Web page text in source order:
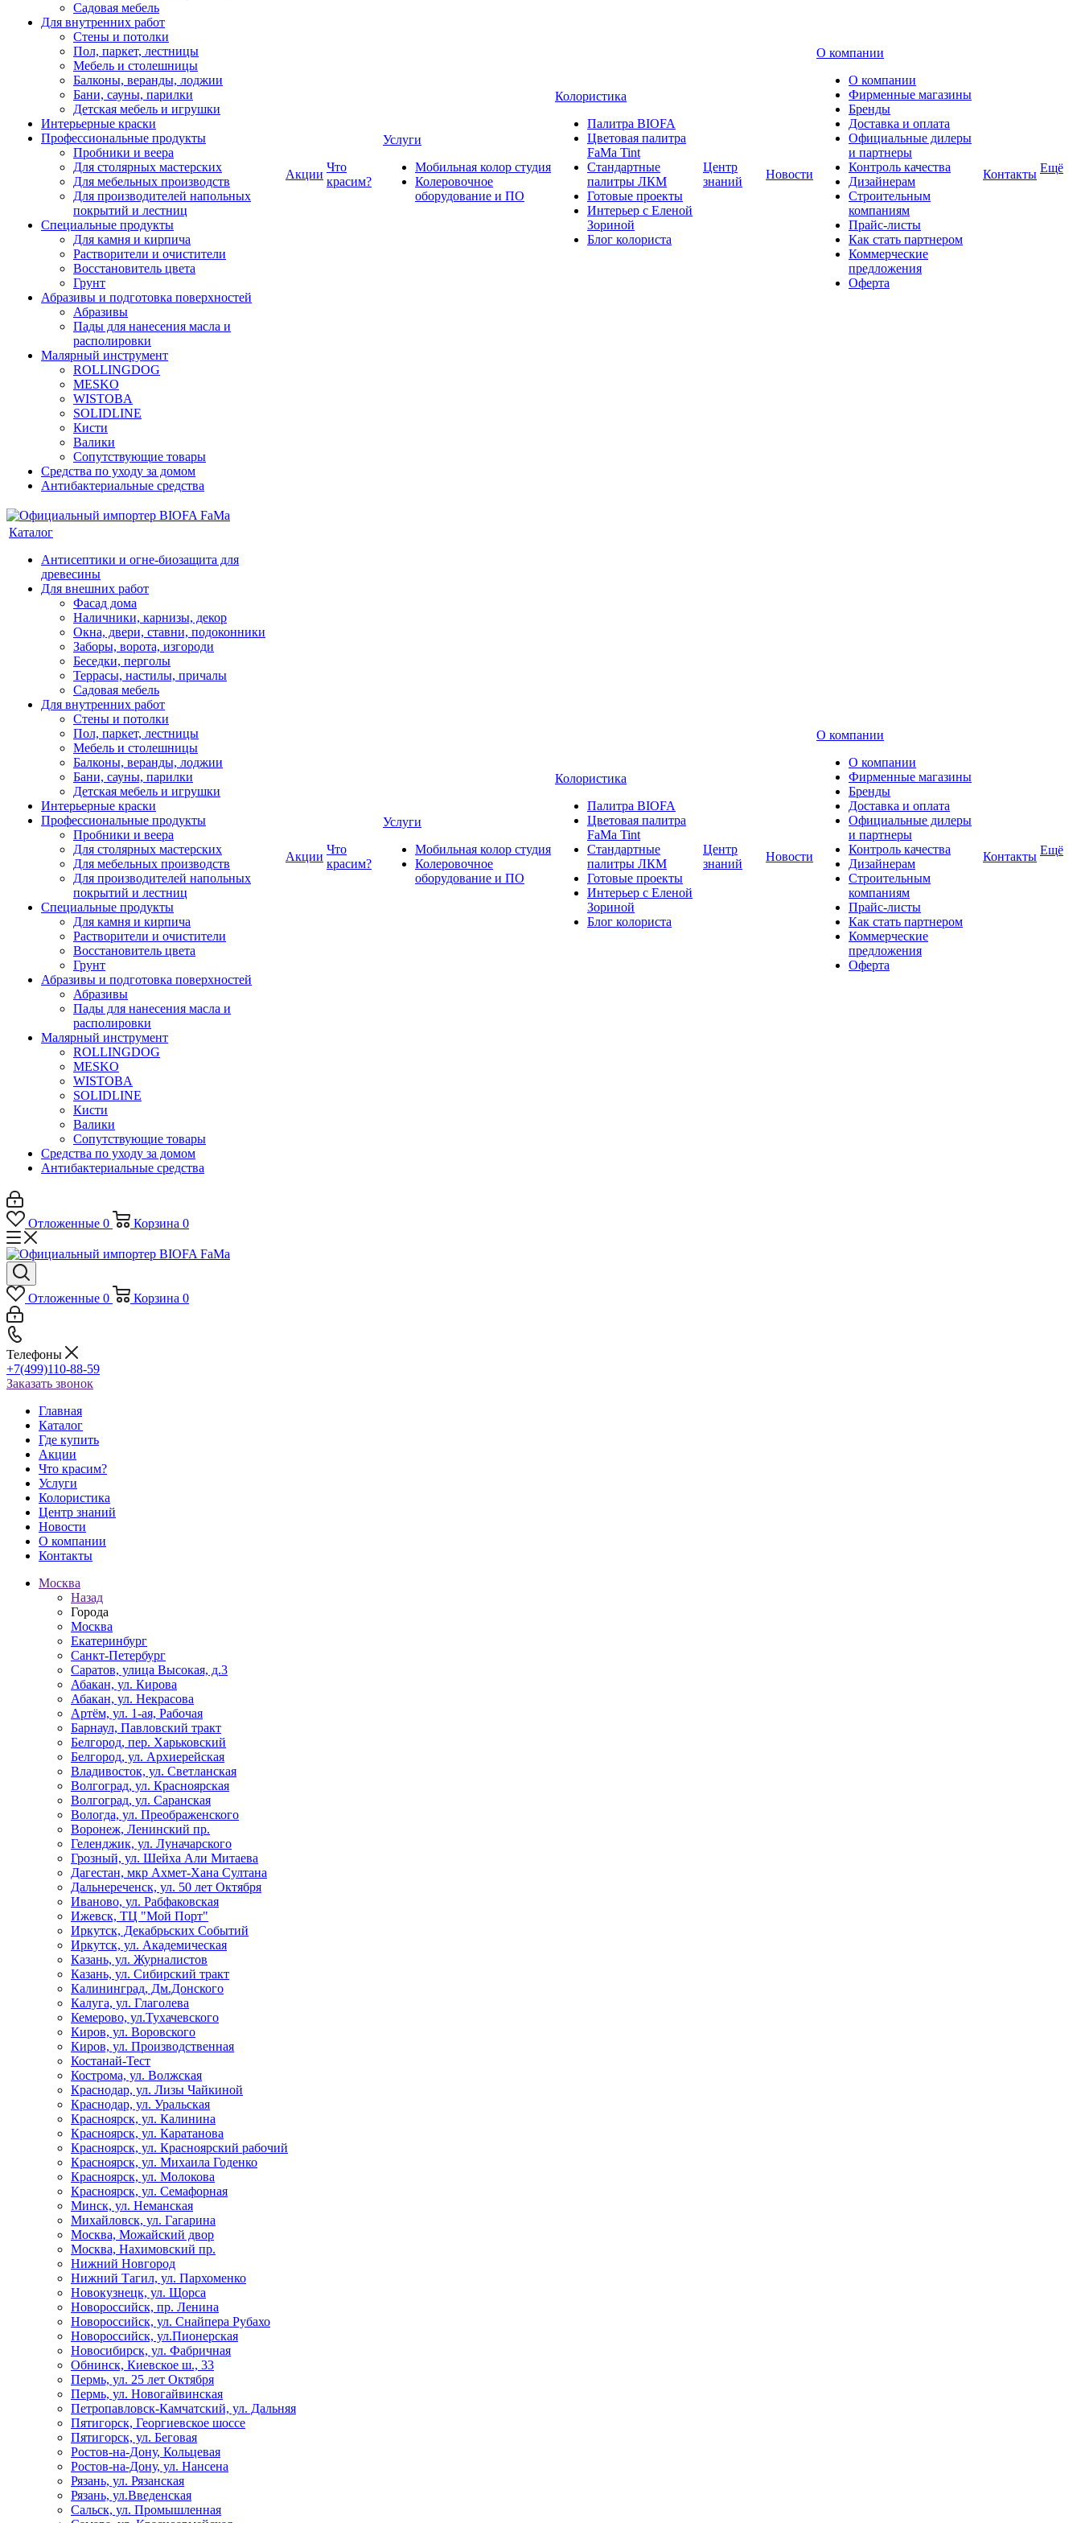
Садовая мебель
Для внутренних работ
Стены и потолки
Пол, паркет, лестницы
Мебель и столешницы
Балконы, веранды, лоджии
Бани, сауны, парилки
Детская мебель и игрушки
Интерьерные краски
Профессиональные продукты
Пробники и веера
Для столярных мастерских
Для мебельных производств
Для производителей напольных
покрытий и лестниц
Специальные продукты
Для камня и кирпича
Растворители и очистители
Восстановитель цвета
Грунт
Абразивы и подготовка поверхностей
Абразивы
Пады для нанесения масла и
располировки
Малярный инструмент
ROLLINGDOG
MESKO
WISTOBA
SOLIDLINE
Кисти
Валики
Сопутствующие товары
Средства по уходу за домом
Антибактериальные средства
Акции
Что
красим?
Услуги
Мобильная колор студия
Колеровочное
оборудование и ПО
Колористика
Палитра BIOFA
Цветовая палитра
FaMa Tint
Стандартные
палитры ЛКМ
Готовые проекты
Интерьер с Еленой
Зориной
Блог колориста
Центр
знаний
Новости
О компании
О компании
Фирменные магазины
Бренды
Доставка и оплата
Официальные дилеры
и партнеры
Контроль качества
Дизайнерам
Строительным
компаниям
Прайс-листы
Как стать партнером
Коммерческие
предложения
Оферта
Контакты Ещё
Каталог
Антисептики и огне-биозащита для
древесины
Для внешних работ
Фасад дома
Наличники, карнизы, декор
Окна, двери, ставни, подоконники
Заборы, ворота, изгороди
Беседки, перголы
Террасы, настилы, причалы
Садовая мебель
Для внутренних работ
Стены и потолки
Пол, паркет, лестницы
Мебель и столешницы
Балконы, веранды, лоджии
Бани, сауны, парилки
Детская мебель и игрушки
Интерьерные краски
Профессиональные продукты
Пробники и веера
Для столярных мастерских
Для мебельных производств
Для производителей напольных
покрытий и лестниц
Специальные продукты
Для камня и кирпича
Растворители и очистители
Восстановитель цвета
Грунт
Абразивы и подготовка поверхностей
Абразивы
Пады для нанесения масла и
располировки
Малярный инструмент
ROLLINGDOG
MESKO
WISTOBA
SOLIDLINE
Кисти
Валики
Сопутствующие товары
Средства по уходу за домом
Антибактериальные средства
Акции
Что
красим?
Услуги
Мобильная колор студия
Колеровочное
оборудование и ПО
Колористика
Палитра BIOFA
Цветовая палитра
FaMa Tint
Стандартные
палитры ЛКМ
Готовые проекты
Интерьер с Еленой
Зориной
Блог колориста
Центр
знаний
Новости
О компании
О компании
Фирменные магазины
Бренды
Доставка и оплата
Официальные дилеры
и партнеры
Контроль качества
Дизайнерам
Строительным
компаниям
Прайс-листы
Как стать партнером
Коммерческие
предложения
Оферта
Контакты Ещё
Отложенные 0 Корзина 0
Отложенные 0 Корзина 0
Телефоны
+7(499)110-88-59
Заказать звонок
Главная
Каталог
Где купить
Акции
Что красим?
Услуги
Колористика
Центр знаний
Новости
О компании
Контакты
Москва
Назад
Города
Москва
Екатеринбург
Санкт-Петербург
Саратов, улица Высокая, д.3
Абакан, ул. Кирова
Абакан, ул. Некрасова
Артём, ул. 1-ая, Рабочая
Барнаул, Павловский тракт
Белгород, пер. Харьковский
Белгород, ул. Архиерейская
Владивосток, ул. Светланская
Волгоград, ул. Красноярская
Волгоград, ул. Саранская
Вологда, ул. Преображенского
Воронеж, Ленинский пр.
Геленджик, ул. Луначарского
Грозный, ул. Шейха Али Митаева
Дагестан, мкр Ахмет-Хана Султана
Дальнереченск, ул. 50 лет Октября
Иваново, ул. Рабфаковская
Ижевск, ТЦ "Мой Порт"
Иркутск, Декабрьских Событий
Иркутск, ул. Академическая
Казань, ул. Журналистов
Казань, ул. Сибирский тракт
Калининград, Дм.Донского
Калуга, ул. Глаголева
Кемерово, ул.Тухачевского
Киров, ул. Воровского
Киров, ул. Производственная
Костанай-Тест
Кострома, ул. Волжская
Краснодар, ул. Лизы Чайкиной
Краснодар, ул. Уральская
Красноярск, ул. Калинина
Красноярск, ул. Каратанова
Красноярск, ул. Красноярский рабочий
Красноярск, ул. Михаила Годенко
Красноярск, ул. Молокова
Красноярск, ул. Семафорная
Минск, ул. Неманская
Михайловск, ул. Гагарина
Москва, Можайский двор
Москва, Нахимовский пр.
Нижний Новгород
Нижний Тагил, ул. Пархоменко
Новокузнецк, ул. Щорса
Новороссийск, пр. Ленина
Новороссийск, ул. Снайпера Рубахо
Новороссийск, ул.Пионерская
Новосибирск, ул. Фабричная
Обнинск, Киевское ш., 33
Пермь, ул. 25 лет Октября
Пермь, ул. Новогайвинская
Петропавловск-Камчатский, ул. Дальняя
Пятигорск, Георгиевское шоссе
Пятигорск, ул. Беговая
Ростов-на-Дону, Кольцевая
Ростов-на-Дону, ул. Нансена
Рязань, ул. Рязанская
Рязань, ул.Введенская
Сальск, ул. Промышленная